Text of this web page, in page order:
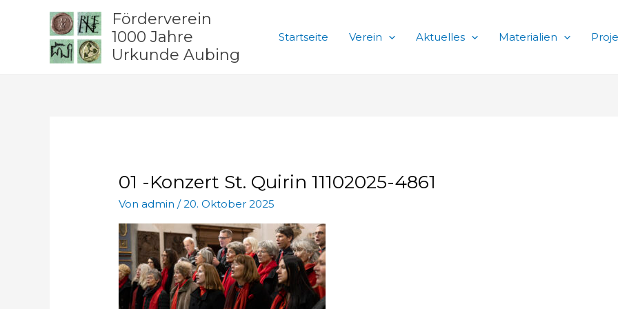
Förderverein
1000 Jahre
Urkunde Aubing
Startseite Verein Aktuelles Materialien
01 -Konzert St. Quirin 11102025-4861
Vonadmin/20. Oktober 2025